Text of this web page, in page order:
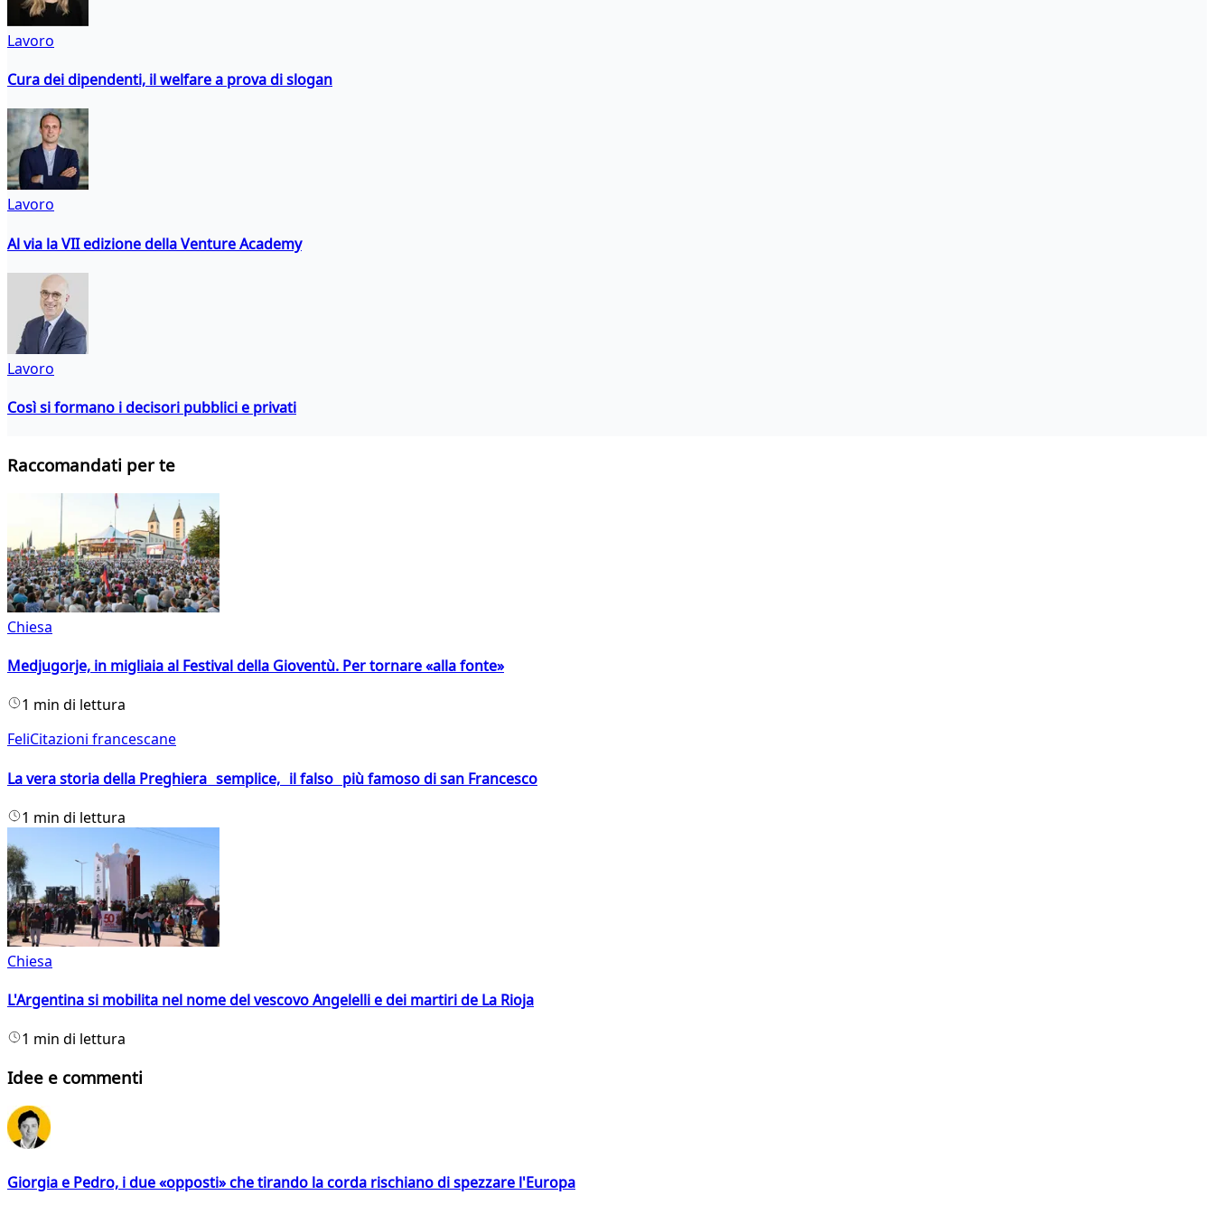
Lavoro
Cura dei dipendenti, il welfare a prova di slogan
Lavoro
Al via la VII edizione della Venture Academy
Lavoro
Così si formano i decisori pubblici e privati
Raccomandati per te
Chiesa
Medjugorje, in migliaia al Festival della Gioventù. Per tornare «alla fonte»
1 min di lettura
FeliCitazioni francescane
La vera storia della Preghiera semplice, il falso più famoso di san Francesco
1 min di lettura
Chiesa
L'Argentina si mobilita nel nome del vescovo Angelelli e dei martiri de La Rioja
1 min di lettura
Idee e commenti
Giorgia e Pedro, i due «opposti» che tirando la corda rischiano di spezzare l'Europa